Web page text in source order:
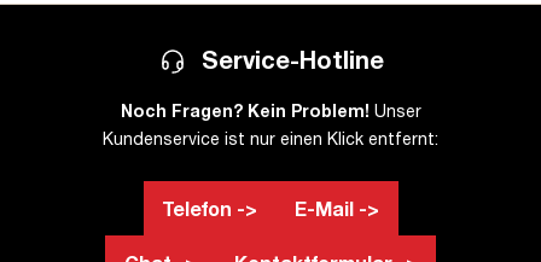
Service-Hotline
Noch Fragen? Kein Problem! Unser
Kundenservice ist nur einen Klick entfernt:
Telefon -> E-Mail ->